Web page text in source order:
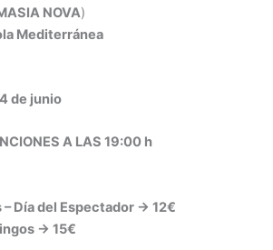
NOVA)
Mediterránea
de junio
A LAS 19:00 h
Día del Espectador → 12€
→ 15€